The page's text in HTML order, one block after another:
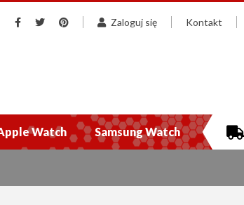
Zaloguj się Kontakt
Watch Samsung Watch